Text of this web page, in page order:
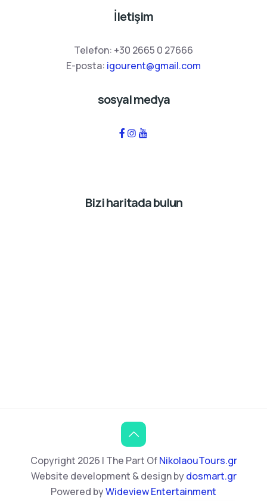
İletişim
Telefon: +30 2665 0 27666
E-posta: igourent@gmail.com
sosyal medya
Bizi haritada bulun
Copyright 2026 | The Part OfNikolaouTours.gr
Website development & design bydosmart.gr
Powered byWideview Entertainment
English
German